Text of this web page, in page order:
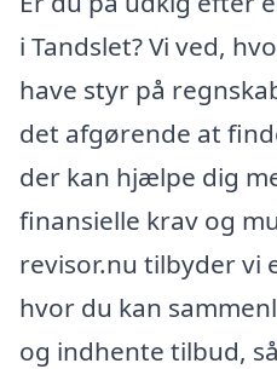
i Tandslet? Vi ved,
have styr på
det afgørende at
der kan hjælpe dig
finansielle krav og
revisor.nu tilbyder vi
hvor du kan
og indhente tilbud,